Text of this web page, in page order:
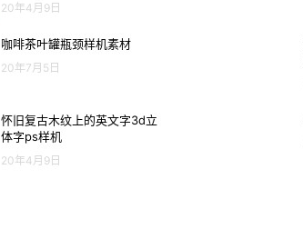
20年4月9日
咖啡茶叶罐瓶颈样机素材
20年7月5日
怀旧复古木纹上的英文字3d立
体字ps样机
20年4月9日